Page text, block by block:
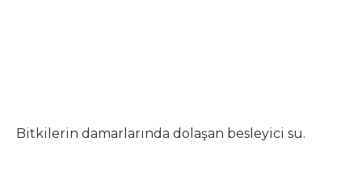
Bitkilerin damarlarında dolaşan besleyici su.